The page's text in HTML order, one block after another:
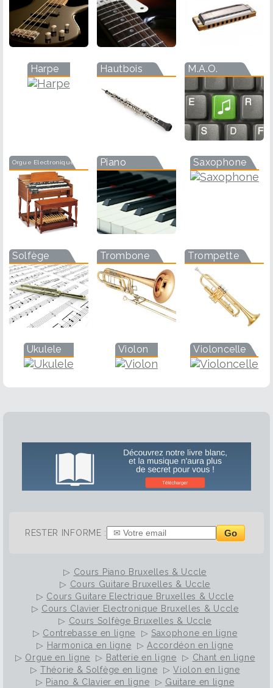
Harpe Hautbois M.A.O.
Orgue Electronique Piano Saxophone
Solfège Trombone Trompette
Ukulele Violon Violoncelle
RESTER INFORME : Go
▷ Cours Piano Bruxelles & Uccle
▷ Cours Guitare Bruxelles & Uccle
▷ Cours Guitare Electrique Bruxelles & Uccle
▷ Cours Clavier Electronique Bruxelles & Uccle
▷ Cours Solfège Bruxelles & Uccle
▷ Contrebasse en ligne ▷ Saxophone en ligne
▷ Harmonica en ligne ▷Accordéon en ligne
▷ Orgue en ligne ▷ Batterie en ligne ▷ Chant en ligne
▷Théorie & Solfège en ligne ▷Violon en ligne
▷ Piano & Clavier en ligne ▷ Guitare en ligne